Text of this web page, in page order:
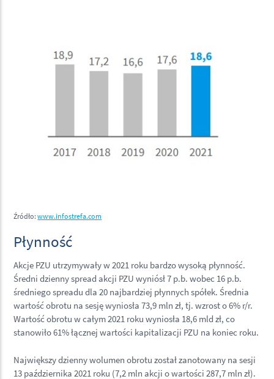
Źródło:www.infostrefa.com
Płynność
Akcje PZU utrzymywały w 2021 roku bardzo wysoką płynność.
Średni dzienny spread akcji PZU wyniósł 7 p.b. wobec 16 p.b.
średniego spreadu dla 20 najbardziej płynnych spółek. Średnia
wartość obrotu na sesję wyniosła 73,9 mln zł, tj. wzrost o 6% r/r.
Wartość obrotu w całym 2021 roku wyniosła 18,6 mld zł, co
stanowiło 61% łącznej wartości kapitalizacji PZU na koniec roku.
Największy dzienny wolumen obrotu został zanotowany na sesji
13 października 2021 roku (7,2 mln akcji o wartości 287,7 mln zł).